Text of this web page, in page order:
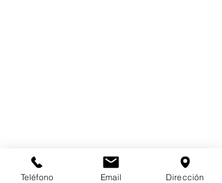
Teléfono Email Dirección